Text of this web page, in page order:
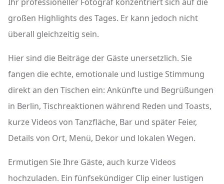
großen Highlights des Tages. Er kann jedoch nicht
überall gleichzeitig sein.
Hier sind die Beiträge der Gäste unersetzlich. Sie
fangen die echte, emotionale und lustige Stimmung
direkt an den Tischen ein: Ankünfte und Begrüßungen
in Berlin, Tischreaktionen während Reden und Toasts,
kurze Videos von Tanzfläche, Bar und später Feier,
Details von Ort, Menü, Dekor und lokalen Wegen.
Ermutigen Sie Ihre Gäste, auch kurze Videos
hochzuladen. Ein fünfsekündiger Clip einer lustigen